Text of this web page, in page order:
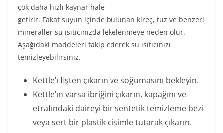
çok daha hızlı kaynar hale
getirir. Fakat suyun içinde bulunan kireç, tuz ve benzeri
mineraller su ısıtıcınızda lekelenmeye neden olur.
Aşağıdaki maddeleri takip ederek su ısıtıcınızı
temizleyebilirsiniz.
Kettle’ı fişten çıkarın ve soğumasını bekleyin.
Kettle’ın varsa ibriğini çıkarın, kapağını ve
etrafındaki daireyi bir sentetik temizleme bezi
veya sert bir plastik cisimle tutarak çıkarın.